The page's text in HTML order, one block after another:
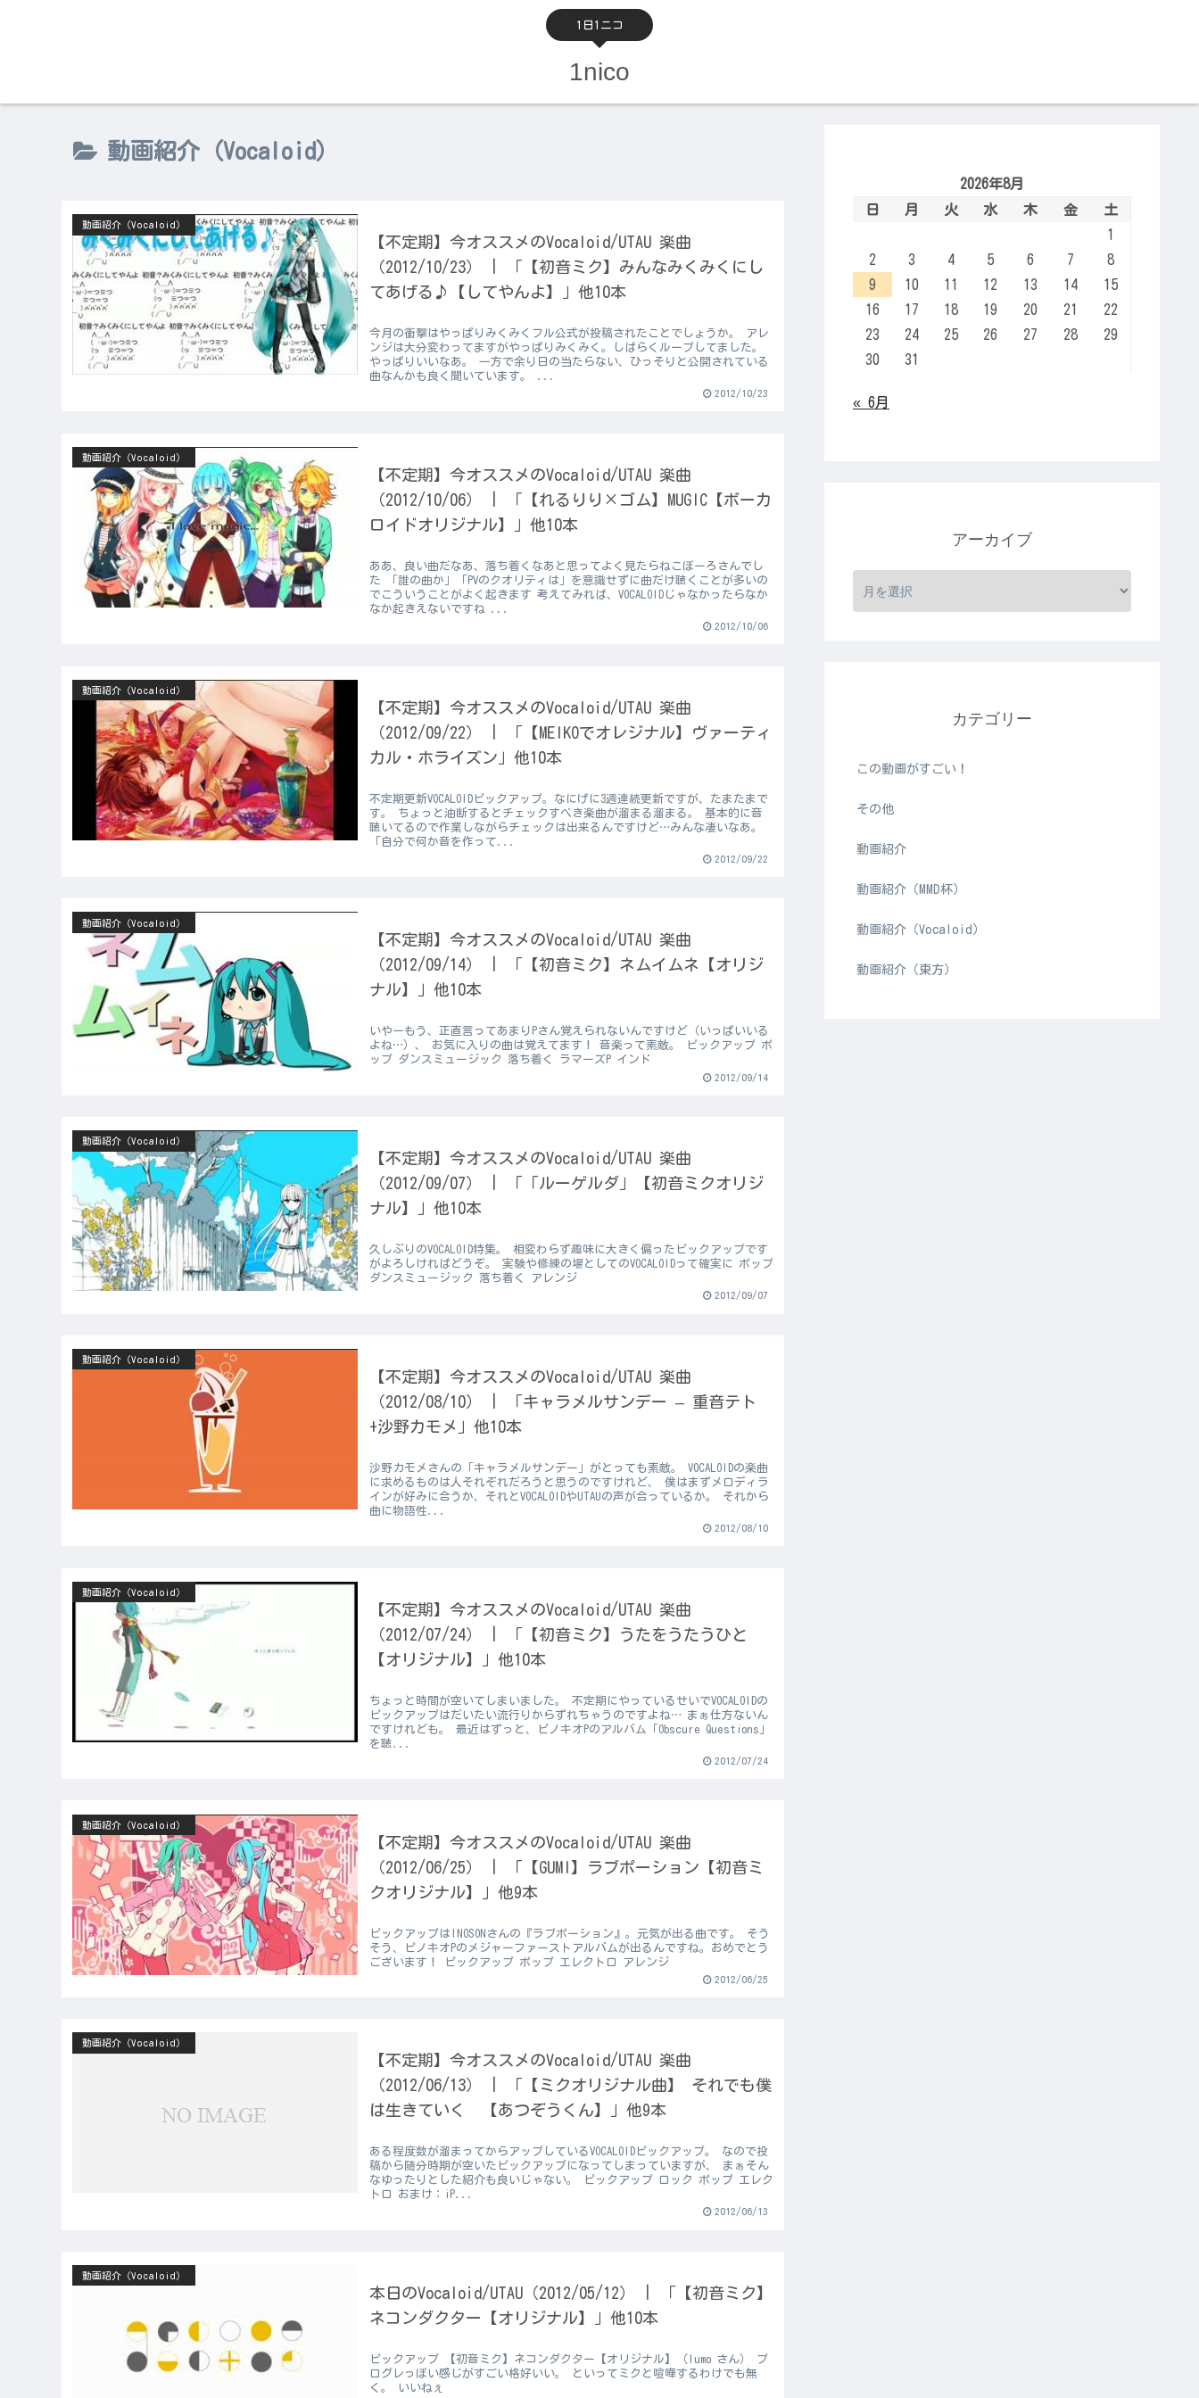
1日1ニコ
1nico
動画紹介（Vocaloid）
動画紹介（Vocaloid）
【不定期】今オススメのVocaloid/UTAU 楽曲
（2012/10/23） | 「【初音ミク】みんなみくみくにし
てあげる♪【してやんよ】」他10本
今月の衝撃はやっぱりみくみくフル公式が投稿されたことでしょうか。 アレ
ンジは大分変わってますがやっぱりみくみく。しばらくループしてました。
やっぱりいいなあ。 一方で余り日の当たらない、ひっそりと公開されている
曲なんかも良く聞いています。 ...
2012/10/23
動画紹介（Vocaloid）
【不定期】今オススメのVocaloid/UTAU 楽曲
（2012/10/06） | 「【れるりり×ゴム】MUGIC【ボーカ
ロイドオリジナル】」他10本
ああ、良い曲だなあ、落ち着くなあと思ってよく見たらねこぼーろさんでし
た 「誰の曲か」「PVのクオリティは」を意識せずに曲だけ聴くことが多いの
でこういうことがよく起きます 考えてみれば、VOCALOIDじゃなかったらなか
なか起きえないですね ...
2012/10/06
動画紹介（Vocaloid）
【不定期】今オススメのVocaloid/UTAU 楽曲
（2012/09/22） | 「【MEIKOでオレジナル】ヴァーティ
カル・ホライズン」他10本
不定期更新VOCALOIDピックアップ。なにげに3週連続更新ですが、たまたまで
す。 ちょっと油断するとチェックすべき楽曲が溜まる溜まる。 基本的に音
聴いてるので作業しながらチェックは出来るんですけど…みんな凄いなあ。
「自分で何か音を作って...
2012/09/22
動画紹介（Vocaloid）
【不定期】今オススメのVocaloid/UTAU 楽曲
（2012/09/14） | 「【初音ミク】ネムイムネ【オリジ
ナル】」他10本
いやーもう、正直言ってあまりPさん覚えられないんですけど（いっぱいいる
よね…）、 お気に入りの曲は覚えてます！ 音楽って素敵。 ピックアップ ポ
ップ ダンスミュージック 落ち着く ラマーズP インド
2012/09/14
動画紹介（Vocaloid）
【不定期】今オススメのVocaloid/UTAU 楽曲
（2012/09/07） | 「「ルーゲルダ」【初音ミクオリジ
ナル】」他10本
久しぶりのVOCALOID特集。 相変わらず趣味に大きく偏ったピックアップです
がよろしければどうぞ。 実験や修練の場としてのVOCALOIDって確実に ポップ
ダンスミュージック 落ち着く アレンジ
2012/09/07
動画紹介（Vocaloid）
【不定期】今オススメのVocaloid/UTAU 楽曲
（2012/08/10） | 「キャラメルサンデー – 重音テト
+沙野カモメ」他10本
沙野カモメさんの「キャラメルサンデー」がとっても素敵。 VOCALOIDの楽曲
に求めるものは人それぞれだろうと思うのですけれど、 僕はまずメロディラ
インが好みに合うか、それとVOCALOIDやUTAUの声が合っているか。 それから
曲に物語性...
2012/08/10
動画紹介（Vocaloid）
【不定期】今オススメのVocaloid/UTAU 楽曲
（2012/07/24） | 「【初音ミク】うたをうたうひと
【オリジナル】」他10本
ちょっと時間が空いてしまいました。 不定期にやっているせいでVOCALOIDの
ピックアップはだいたい流行りからずれちゃうのですよね… まぁ仕方ないん
ですけれども。 最近はずっと、ピノキオPのアルバム「Obscure Questions」
を聴...
2012/07/24
動画紹介（Vocaloid）
【不定期】今オススメのVocaloid/UTAU 楽曲
（2012/06/25） | 「【GUMI】ラブポーション【初音ミ
クオリジナル】」他9本
ピックアップはINOSONさんの『ラブポーション』。元気が出る曲です。 そう
そう、ピノキオPのメジャーファーストアルバムが出るんですね。おめでとう
ございます！ ピックアップ ポップ エレクトロ アレンジ
2012/06/25
動画紹介（Vocaloid）
【不定期】今オススメのVocaloid/UTAU 楽曲
（2012/06/13） | 「【ミクオリジナル曲】 それでも僕
は生きていく 【あつぞうくん】」他9本
ある程度数が溜まってからアップしているVOCALOIDピックアップ。 なので投
稿から随分時期が空いたピックアップになってしまっていますが、 まぁそん
なゆったりとした紹介も良いじゃない。 ピックアップ ロック ポップ エレク
トロ おまけ：iP...
2012/06/13
動画紹介（Vocaloid）
本日のVocaloid/UTAU（2012/05/12） | 「【初音ミク】
ネコンダクター【オリジナル】」他10本
ピックアップ 【初音ミク】ネコンダクター【オリジナル】（lumo さん） プ
ログレっぽい感じがすごい格好いい。 といってミクと喧嘩するわけでも無
く。 いいねぇ
2026年8月
日
月 火 水 木 金
土
1
2
3 4 5 6 7
8
9
10 11 12 13 14
15
16
17 18 19 20 21
22
23
24 25 26 27 28
29
30
31
« 6月
アーカイブ
カテゴリー
この動画がすごい！
その他
動画紹介
動画紹介（MMD杯）
動画紹介（Vocaloid）
動画紹介（東方）